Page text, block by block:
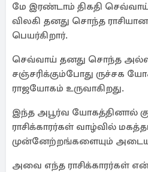
மே இரண்டாம் திகதி செவ்வாய்
விலகி தனது சொந்த
பெயர்கிறார்.
செவ்வாய் தனது சொந்த
சஞ்சரிக்கும்போது ருச்சக
ராஜயோகம் உருவாகிறது.
இந்த அபூர்வ யோகத்தினால்
ராசிக்காரர்கள் வாழ்வில்
முன்னேற்றங்களையும்
அவை எந்த ராசிக்காரர்கள்